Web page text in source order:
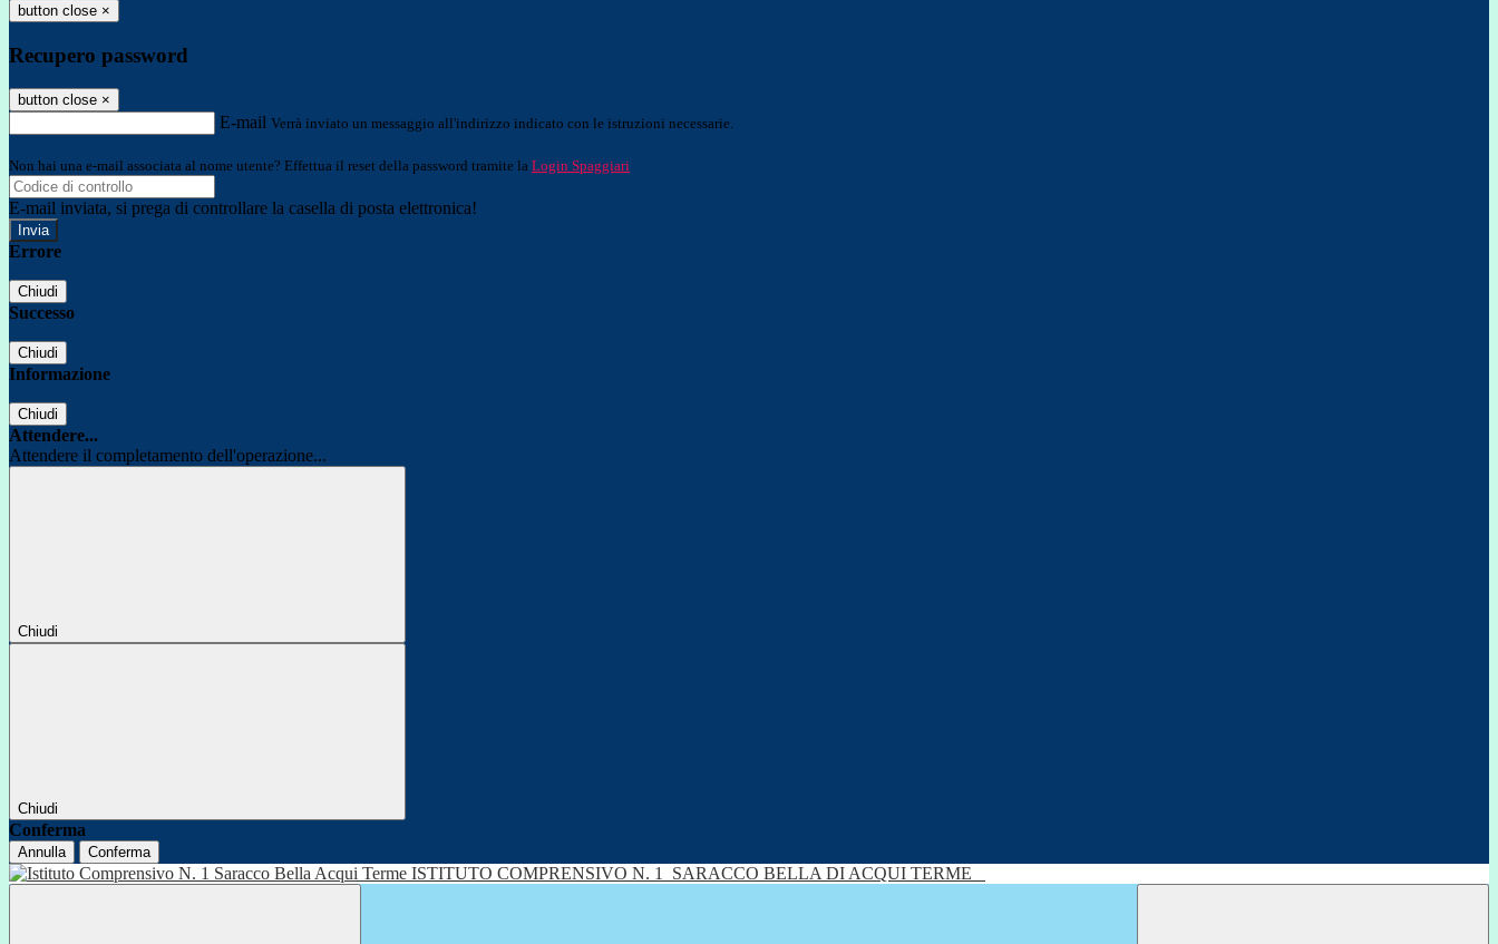
button close ×
Recupero password
button close ×
E-mail Verrà inviato un messaggio all'indirizzo indicato con le istruzioni necessarie.
Non hai una e-mail associata al nome utente? Effettua il reset della password tramite la Login Spaggiari
E-mail inviata, si prega di controllare la casella di posta elettronica!
Errore
Chiudi
Successo
Chiudi
Informazione
Chiudi
Attendere...
Attendere il completamento dell'operazione...
Chiudi
Chiudi
Conferma
Annulla Conferma
ISTITUTO COMPRENSIVO N. 1 SARACCO BELLA DI ACQUI TERME